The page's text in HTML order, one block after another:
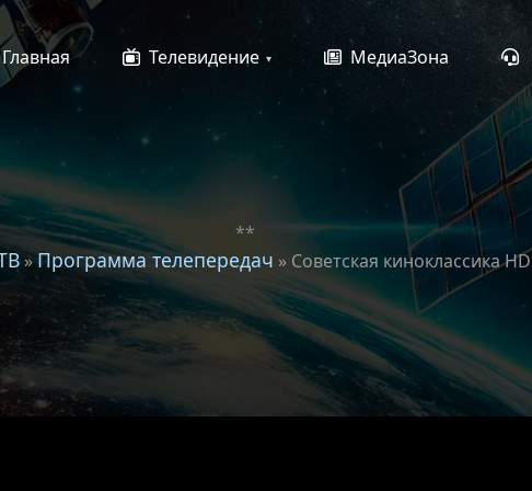
Главная Телевидение МедиаЗона
**
»Программа телепередач » Советская киноклассика HD